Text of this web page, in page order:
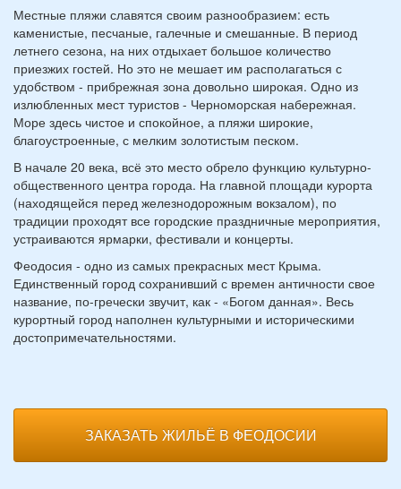
Местные пляжи славятся своим разнообразием: есть
каменистые, песчаные, галечные и смешанные. В период
летнего сезона, на них отдыхает большое количество
приезжих гостей. Но это не мешает им располагаться с
удобством - прибрежная зона довольно широкая. Одно из
излюбленных мест туристов - Черноморская набережная.
Море здесь чистое и спокойное, а пляжи широкие,
благоустроенные, с мелким золотистым песком.
В начале 20 века, всё это место обрело функцию культурно-
общественного центра города. На главной площади курорта
(находящейся перед железнодорожным вокзалом), по
традиции проходят все городские праздничные мероприятия,
устраиваются ярмарки, фестивали и концерты.
Феодосия - одно из самых прекрасных мест Крыма.
Единственный город сохранивший с времен античности свое
название, по-гречески звучит, как - «Богом данная». Весь
курортный город наполнен культурными и историческими
достопримечательностями.
ЗАКАЗАТЬ ЖИЛЬЁ В ФЕОДОСИИ